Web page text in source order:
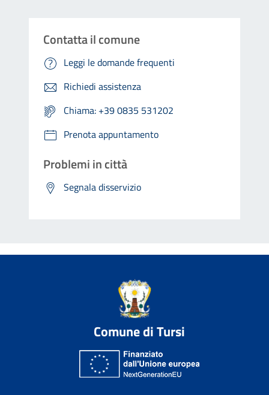
Contatta il comune
Leggi le domande frequenti
Richiedi assistenza
Chiama: +39 0835 531202
Prenota appuntamento
Problemi in città
Segnala disservizio
Comune di Tursi